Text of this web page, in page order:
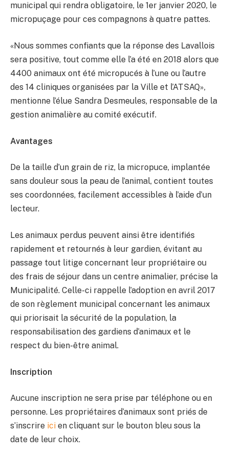
municipal qui rendra obligatoire, le 1er janvier 2020, le
micropuçage pour ces compagnons à quatre pattes.
«Nous sommes confiants que la réponse des Lavallois
sera positive, tout comme elle l’a été en 2018 alors que
4400 animaux ont été micropucés à l’une ou l’autre
des 14 cliniques organisées par la Ville et l’ATSAQ»,
mentionne l’élue Sandra Desmeules, responsable de la
gestion animalière au comité exécutif.
Avantages
De la taille d’un grain de riz, la micropuce, implantée
sans douleur sous la peau de l’animal, contient toutes
ses coordonnées, facilement accessibles à l’aide d’un
lecteur.
Les animaux perdus peuvent ainsi être identifiés
rapidement et retournés à leur gardien, évitant au
passage tout litige concernant leur propriétaire ou
des frais de séjour dans un centre animalier, précise la
Municipalité. Celle-ci rappelle l’adoption en avril 2017
de son règlement municipal concernant les animaux
qui priorisait la sécurité de la population, la
responsabilisation des gardiens d’animaux et le
respect du bien-être animal.
Inscription
Aucune inscription ne sera prise par téléphone ou en
personne. Les propriétaires d’animaux sont priés de
s’inscrire ici en cliquant sur le bouton bleu sous la
date de leur choix.